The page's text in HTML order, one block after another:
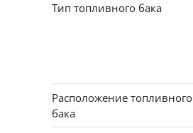
Тип топливного бака
Расположение топливного
бака